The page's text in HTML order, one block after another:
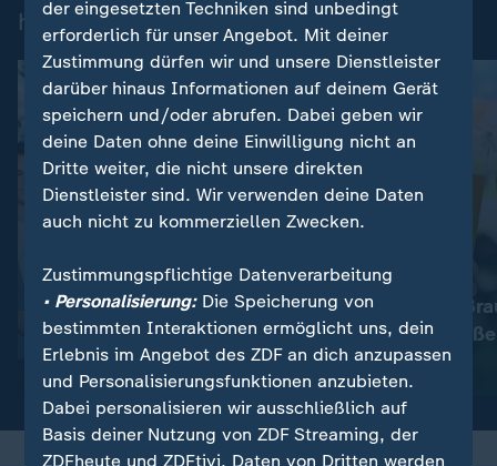
heute-Nachrichten: Einzelbeiträge
Wetter:
So wird das Wetter
Nachrichten | heute
Immer mehr
müssen
Video
der eingesetzten Techniken sind unbedingt
erforderlich für unser Angebot. Mit deiner
Zustimmung dürfen wir und unsere Dienstleister
darüber hinaus Informationen auf deinem Gerät
speichern und/oder abrufen. Dabei geben wir
deine Daten ohne deine Einwilligung nicht an
Dritte weiter, die nicht unsere direkten
Dienstleister sind. Wir verwenden deine Daten
auch nicht zu kommerziellen Zwecken.
Zustimmungspflichtige Datenverarbeitung
• Personalisierung:Die Speicherung von
bestimmten Interaktionen ermöglicht uns, dein
Erlebnis im Angebot des ZDF an dich anzupassen
und Personalisierungsfunktionen anzubieten.
Dabei personalisieren wir ausschließlich auf
Basis deiner Nutzung von ZDF Streaming, der
ZDFheute und ZDFtivi. Daten von Dritten werden